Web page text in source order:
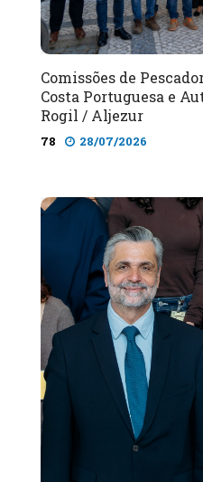
Comissões de
Costa Portuguesa e
Rogil / Aljezur
78 28/07/2026